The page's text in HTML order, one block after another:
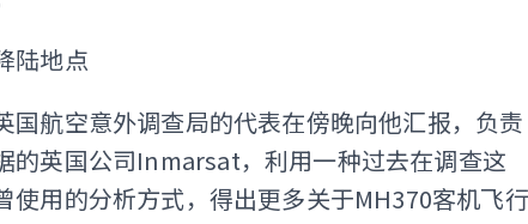
陆地点
国航空意外调查局的代表在傍晚向他汇报，负责
的英国公司Inmarsat，利用一种过去在调查这
使用的分析方式，得出更多关于MH370客机飞行